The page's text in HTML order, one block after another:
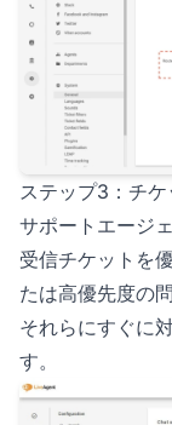
ステップ3：チ
サポートエージ
受信チケットを
たは高優先度の
それらにすぐに
す。